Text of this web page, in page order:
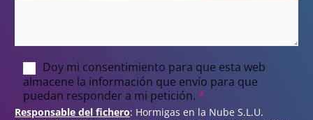
u
Doy mi consentimiento para que esta web
almacene la información que envío para que
puedan responder a mi petición. *
Responsable del fichero: Hormigas en la Nube S.L.U.